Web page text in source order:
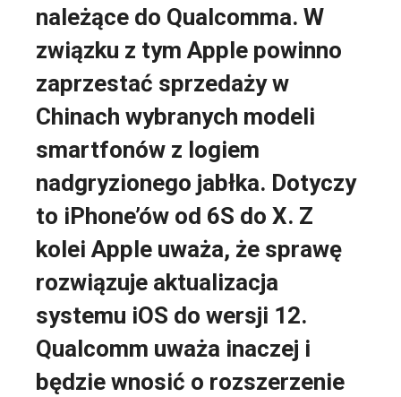
należące do Qualcomma. W
związku z tym Apple powinno
zaprzestać sprzedaży w
Chinach wybranych modeli
smartfonów z logiem
nadgryzionego jabłka. Dotyczy
to iPhone’ów od 6S do X. Z
kolei Apple uważa, że sprawę
rozwiązuje aktualizacja
systemu iOS do wersji 12.
Qualcomm uważa inaczej i
będzie wnosić o rozszerzenie